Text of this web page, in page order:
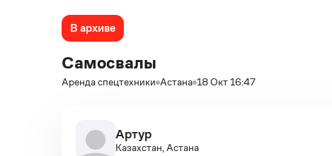
В архиве
Самосвалы
Аренда спецтехники Астана 18 Окт 16:47
Артур
Казахстан, Астана